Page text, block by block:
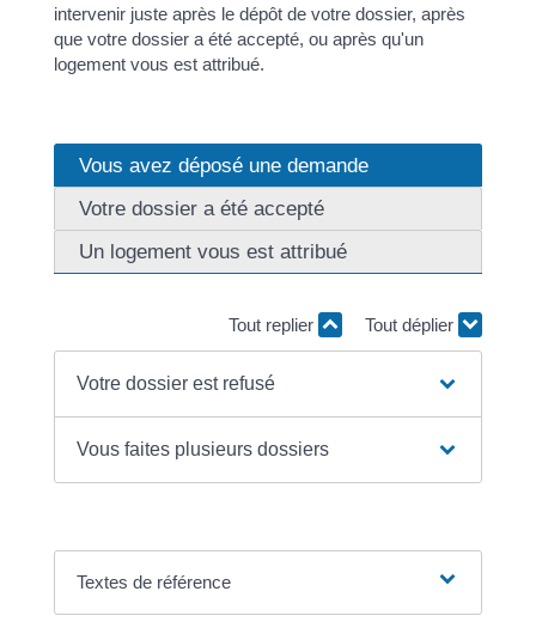
intervenir juste après le dépôt de votre dossier, après
que votre dossier a été accepté, ou après qu'un
logement vous est attribué.
Vous avez déposé une demande
Votre dossier a été accepté
Un logement vous est attribué
Tout replier Tout déplier
Votre dossier est refusé
Vous faites plusieurs dossiers
Textes de référence